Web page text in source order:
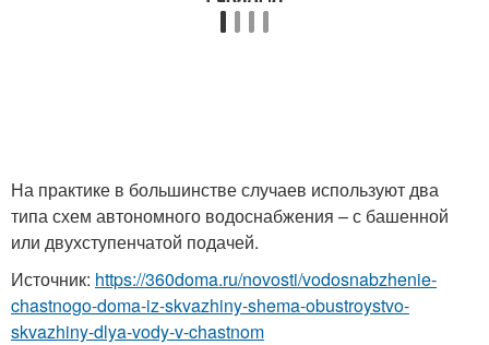
На практике в большинстве случаев используют два
типа схем автономного водоснабжения – с башенной
или двухступенчатой подачей.
Источник: https://360doma.ru/novosti/vodosnabzhenie-
chastnogo-doma-iz-skvazhiny-shema-obustroystvo-
skvazhiny-dlya-vody-v-chastnom